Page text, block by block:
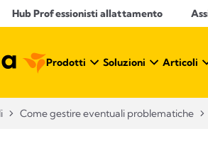
Hub Professionisti allattamento​
Prodotti Soluzioni Articoli
Come gestire eventuali problematiche